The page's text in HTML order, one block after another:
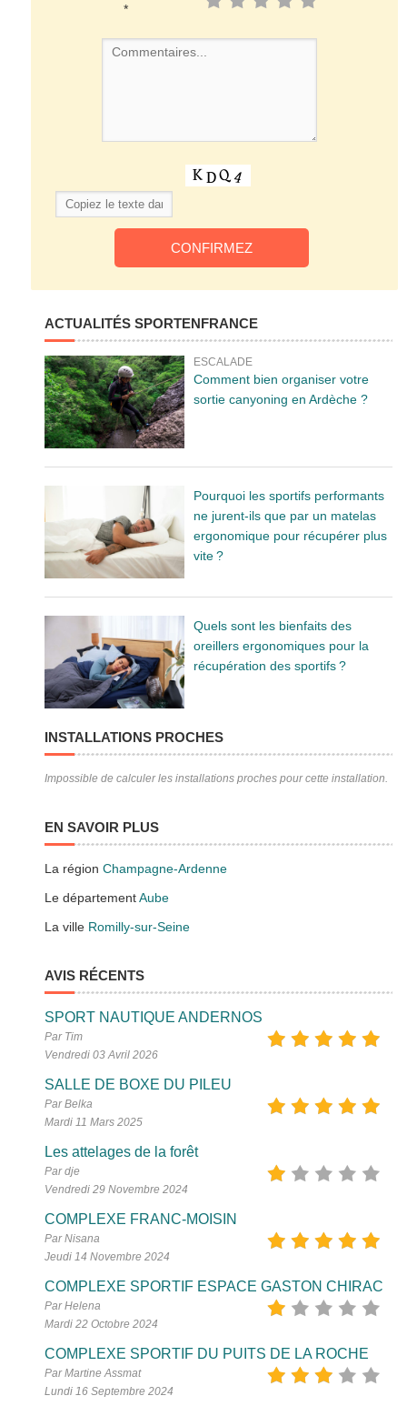
*
ACTUALITÉS SPORTENFRANCE
ESCALADE
Comment bien organiser votre
sortie canyoning en Ardèche ?
Pourquoi les sportifs performants
ne jurent-ils que par un matelas
ergonomique pour récupérer plus
vite ?
Quels sont les bienfaits des
oreillers ergonomiques pour la
récupération des sportifs ?
INSTALLATIONS PROCHES
Impossible de calculer les installations proches pour cette installation.
EN SAVOIR PLUS
La régionChampagne-Ardenne
Le départementAube
La ville Romilly-sur-Seine
AVIS RÉCENTS
SPORT NAUTIQUE ANDERNOS
Par Tim
Vendredi 03 Avril 2026
SALLE DE BOXE DU PILEU
Par Belka
Mardi 11 Mars 2025
Les attelages de la forêt
Par dje
Vendredi 29 Novembre 2024
COMPLEXE FRANC-MOISIN
Par Nisana
Jeudi 14 Novembre 2024
COMPLEXE SPORTIF ESPACE GASTON CHIRAC
Par Helena
Mardi 22 Octobre 2024
COMPLEXE SPORTIF DU PUITS DE LA ROCHE
Par Martine Assmat
Lundi 16 Septembre 2024